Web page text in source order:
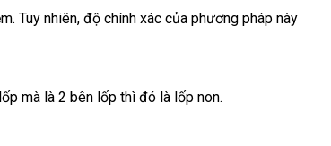
Tuy nhiên, độ chính xác của phương pháp này
mà là 2 bên lốp thì đó là lốp non.